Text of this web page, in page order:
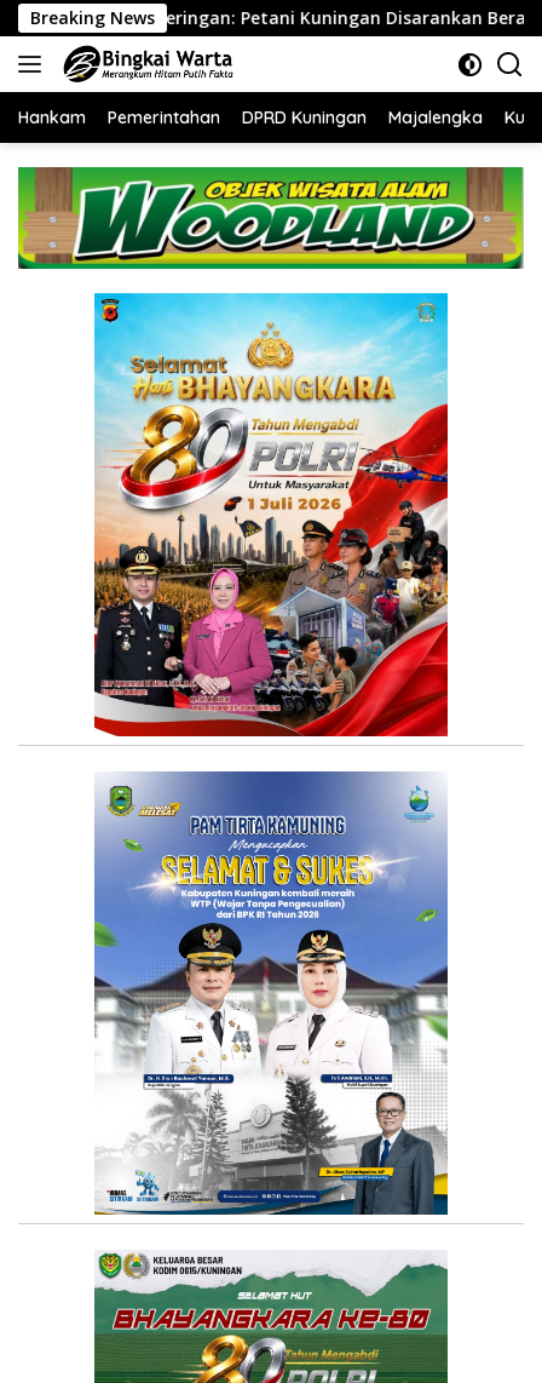
Langsung
ke
konten
Breaking News
Kuningan Disarankan Beralih ke Komoditas Tahan
Hankam Pemerintahan DPRD Kuningan Majalengka